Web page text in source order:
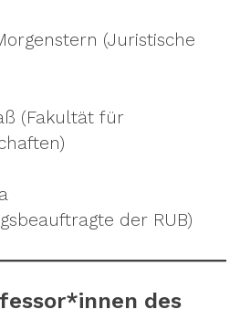
(Juristische
(Fakultät für
der RUB)
des